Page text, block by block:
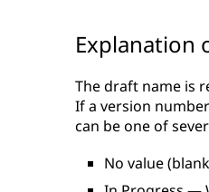
Explanation
The draft name is
If a version
can be one of
No value